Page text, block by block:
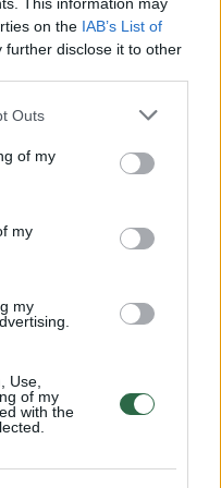
on the IAB’s List of
further disclose it to other
Outs
of my
my
my
Use,
of my
with the
00:00:57
temperatūra kils iki
aplinkkelis:
00:00:55
automobilis sužalojo